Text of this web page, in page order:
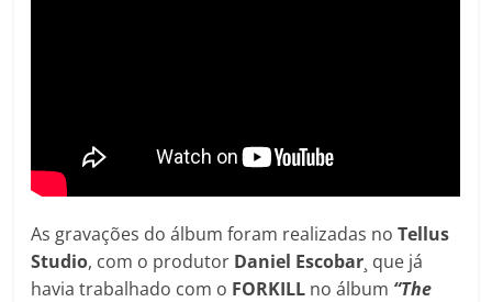
As gravações do álbum foram realizadas noTellus
Studio, com o produtor Daniel Escobar ¸ que já
havia trabalhado com o FORKILL no álbum “The